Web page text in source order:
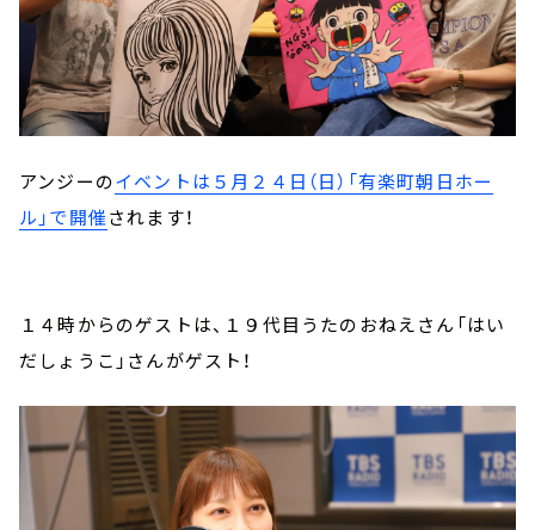
アンジーのイベントは５月２４日（日）「有楽町朝日ホー
ル」で開催されます！
１４時からのゲストは、１９代目うたのおねえさん「はい
だしょうこ」さんがゲスト！